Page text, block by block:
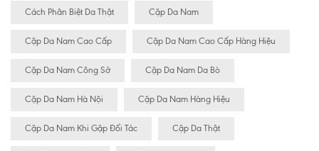
Cách Phân Biệt Da Thật Cặp Da Nam
Cặp Da Nam Cao Cấp Cặp Da Nam Cao Cấp Hàng Hiệu
Cặp Da Nam Công Sở Cặp Da Nam Da Bò
Cặp Da Nam Hà Nội Cặp Da Nam Hàng Hiệu
Cặp Da Nam Khi Gặp Đối Tác Cặp Da Thật